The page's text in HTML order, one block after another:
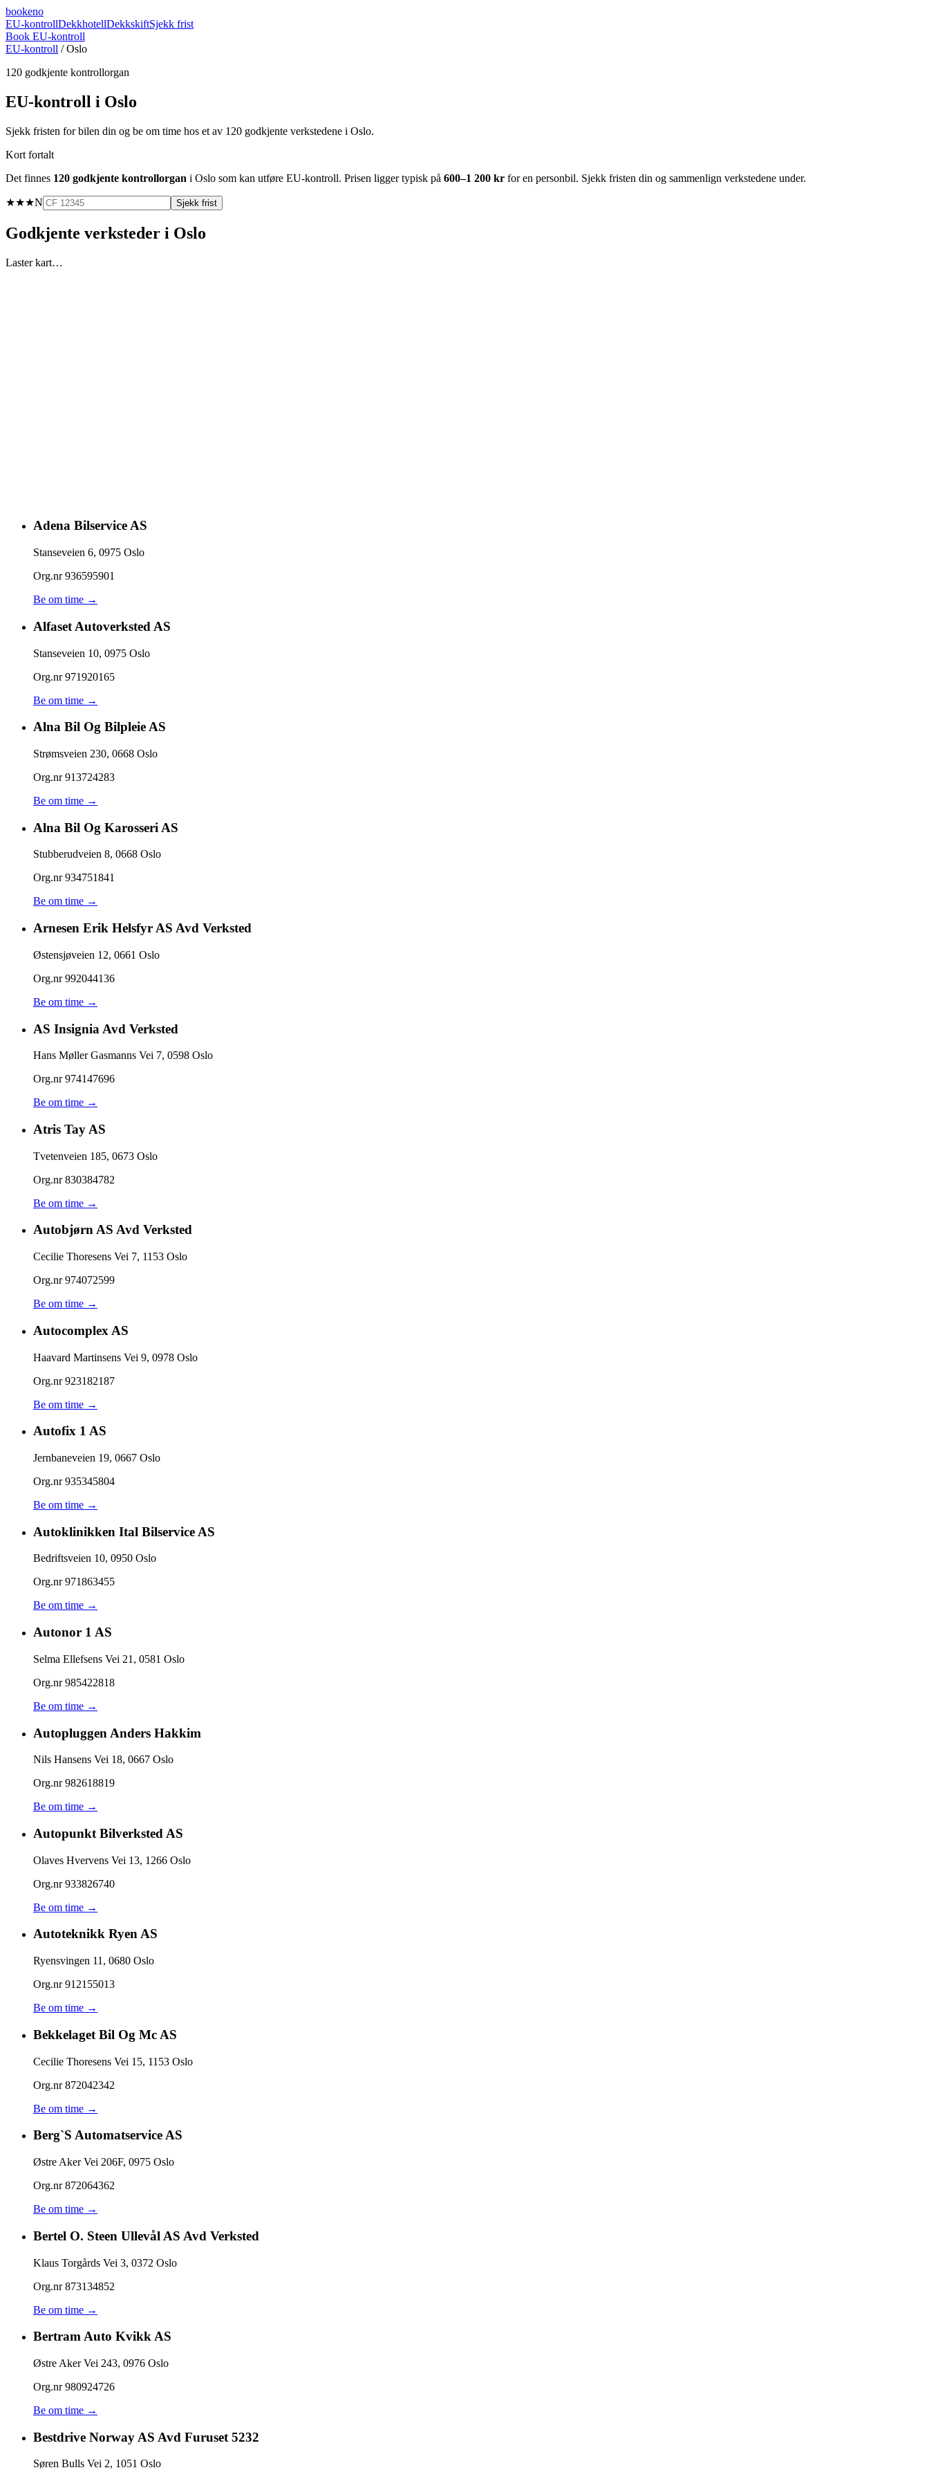
bookeno
EU-kontrollDekkhotellDekkskiftSjekk frist
Book EU-kontroll
EU-kontroll /Oslo
120 godkjente kontrollorgan
EU-kontroll i Oslo
Sjekk fristen for bilen din og be om time hos et av 120 godkjente verkstedene i Oslo.
Kort fortalt
Det finnes 120 godkjente kontrollorgan i Oslo som kan utføre EU-kontroll. Prisen ligger typisk på 600–1 200 kr for en personbil. Sjekk fristen din og sammenlign verkstedene under.
★★★N Sjekk frist
Godkjente verksteder i Oslo
Laster kart…
Adena Bilservice AS
Stanseveien 6, 0975 Oslo
Org.nr936595901
Be om time →
Alfaset Autoverksted AS
Stanseveien 10, 0975 Oslo
Org.nr971920165
Be om time →
Alna Bil Og Bilpleie AS
Strømsveien 230, 0668 Oslo
Org.nr913724283
Be om time →
Alna Bil Og Karosseri AS
Stubberudveien 8, 0668 Oslo
Org.nr934751841
Be om time →
Arnesen Erik Helsfyr AS Avd Verksted
Østensjøveien 12, 0661 Oslo
Org.nr992044136
Be om time →
AS Insignia Avd Verksted
Hans Møller Gasmanns Vei 7, 0598 Oslo
Org.nr974147696
Be om time →
Atris Tay AS
Tvetenveien 185, 0673 Oslo
Org.nr830384782
Be om time →
Autobjørn AS Avd Verksted
Cecilie Thoresens Vei 7, 1153 Oslo
Org.nr974072599
Be om time →
Autocomplex AS
Haavard Martinsens Vei 9, 0978 Oslo
Org.nr923182187
Be om time →
Autofix 1 AS
Jernbaneveien 19, 0667 Oslo
Org.nr935345804
Be om time →
Autoklinikken Ital Bilservice AS
Bedriftsveien 10, 0950 Oslo
Org.nr971863455
Be om time →
Autonor 1 AS
Selma Ellefsens Vei 21 , 0581 Oslo
Org.nr985422818
Be om time →
Autopluggen Anders Hakkim
Nils Hansens Vei 18, 0667 Oslo
Org.nr982618819
Be om time →
Autopunkt Bilverksted AS
Olaves Hvervens Vei 13, 1266 Oslo
Org.nr933826740
Be om time →
Autoteknikk Ryen AS
Ryensvingen 11 , 0680 Oslo
Org.nr912155013
Be om time →
Bekkelaget Bil Og Mc AS
Cecilie Thoresens Vei 15, 1153 Oslo
Org.nr872042342
Be om time →
Berg`S Automatservice AS
Østre Aker Vei 206F, 0975 Oslo
Org.nr872064362
Be om time →
Bertel O. Steen Ullevål AS Avd Verksted
Klaus Torgårds Vei 3, 0372 Oslo
Org.nr873134852
Be om time →
Bertram Auto Kvikk AS
Østre Aker Vei 243, 0976 Oslo
Org.nr980924726
Be om time →
Bestdrive Norway AS Avd Furuset 5232
Søren Bulls Vei 2, 1051 Oslo